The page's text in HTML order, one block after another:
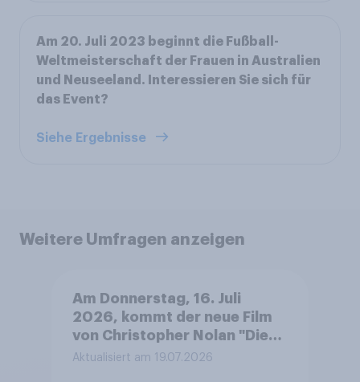
Am 20. Juli 2023 beginnt die Fußball-
Weltmeisterschaft der Frauen in Australien
und Neuseeland. Interessieren Sie sich für
das Event?
Siehe Ergebnisse
Weitere Umfragen anzeigen
Am Donnerstag, 16. Juli
2026, kommt der neue Film
von Christopher Nolan "Die
Odyssee" in die deutschen
Aktualisiert am 19.07.2026